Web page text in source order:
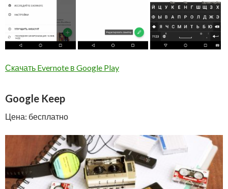
Скачать Evernote в Google Play
Google Keep
Цена: бесплатно